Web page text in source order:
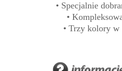
• Specjalnie
•
• Trzy kolory w